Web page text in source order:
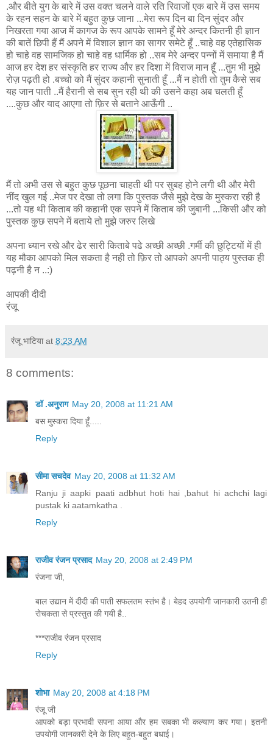
.और बीते युग के बारे में उस वक्त चलने वाले रति रिवाजों एक बारे में उस समय
के रहन सहन के बारे में बहुत कुछ जाना ...मेरा रूप दिन बा दिन सुंदर और
निखरता गया आज में कागज के रूप आपके सामने हूँ मेरे अन्दर कितनी ही ज्ञान
की बातें छिपी हैं मैं अपने में विशाल ज्ञान का सागर समेटे हूँ ..चाहे वह एतेहासिक
हो चाहे वह सामजिक हो चाहे वह धार्मिक हो ..सब मेरे अन्दर पन्नों में समाया है मैं
आज हर देश हर संस्कृति हर राज्य और हर दिशा में विराज मान हूँ ...तुम भी मुझे
रोज़ पढ़ती हो .बच्चो को मैं सुंदर कहानी सुनाती हूँ ...मैं न होती तो तुम कैसे सब
यह जान पाती ..मैं हैरानी से सब सुन रही थी की उसने कहा अब चलती हूँ
....कुछ और याद आएगा तो फ़िर से बताने आऊँगी ..
मैं तो अभी उस से बहुत कुछ पूछना चाहती थी पर सुबह होने लगी थी और मेरी
नींद खुल गई ..मेज पर देखा तो लगा कि पुस्तक जैसे मुझे देख के मुस्करा रही है
...तो यह थी किताब की कहानी एक सपने में किताब की जुबानी ...किसी और को
पुस्तक कुछ सपने में बताये तो मुझे जरुर लिखे
अपना ध्यान रखे और ढेर सारी किताबे पढे अच्छी अच्छी .गर्मी की छुट्टियों में ही
यह मौका आपको मिल सकता है नही तो फ़िर तो आपको अपनी पाठ्य पुस्तक ही
पढ़नी है न ..:)
आपकी दीदी
रंजू
रंजू भाटिया at 8:23 AM
8 comments:
डॉ .अनुराग May 20, 2008 at 11:21 AM
बस मुस्करा दिया हूँ.....
Reply
सीमा सचदेव May 20, 2008 at 11:32 AM
Ranju ji aapki paati adbhut hoti hai ,bahut hi achchi lagi
pustak ki aatamkatha .
Reply
राजीव रंजन प्रसाद May 20, 2008 at 2:49 PM
रंजना जी,
बाल उद्यान में दीदी की पाती सफलतम स्तंभ है। बेहद उपयोगी जानकारी उतनी ही
रोचकता से प्रस्तुत की गयी है..
***राजीव रंजन प्रसाद
Reply
शोभा May 20, 2008 at 4:18 PM
रंजू जी
आपको बड़ा प्रभावी सपना आया और हम सबका भी कल्याण कर गया। इतनी
उपयोगी जानकारी देने के लिए बहुत-बहुत बधाई।